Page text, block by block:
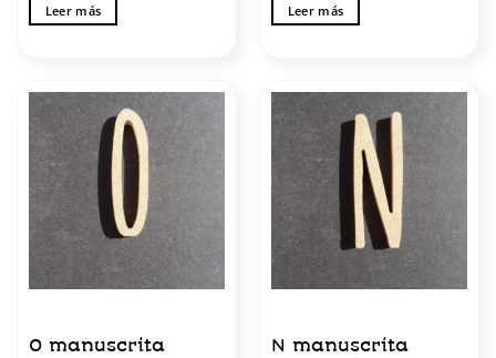
Leer más Leer más
O manuscrita N manuscrita